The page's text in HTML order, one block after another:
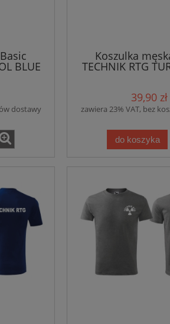
BLUE
dostawy
Koszulka
TECHNIK RTG
39,90 zł
zawiera 23% VAT, bez
do koszyka